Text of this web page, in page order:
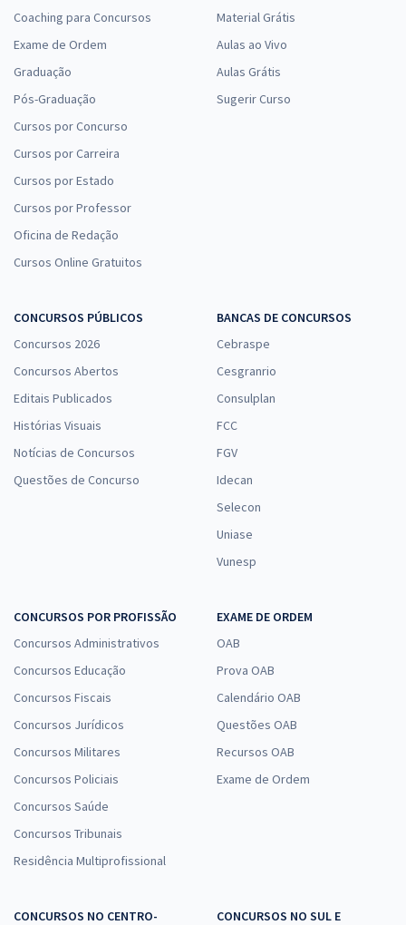
Coaching para Concursos
Exame de Ordem
Graduação
Pós-Graduação
Cursos por Concurso
Cursos por Carreira
Cursos por Estado
Cursos por Professor
Oficina de Redação
Cursos Online Gratuitos
Material Grátis
Aulas ao Vivo
Aulas Grátis
Sugerir Curso
CONCURSOS PÚBLICOS
Concursos 2026
Concursos Abertos
Editais Publicados
Histórias Visuais
Notícias de Concursos
Questões de Concurso
BANCAS DE CONCURSOS
Cebraspe
Cesgranrio
Consulplan
FCC
FGV
Idecan
Selecon
Uniase
Vunesp
CONCURSOS POR PROFISSÃO
Concursos Administrativos
Concursos Educação
Concursos Fiscais
Concursos Jurídicos
Concursos Militares
Concursos Policiais
Concursos Saúde
Concursos Tribunais
Residência Multiprofissional
EXAME DE ORDEM
OAB
Prova OAB
Calendário OAB
Questões OAB
Recursos OAB
Exame de Ordem
CONCURSOS NO CENTRO-
CONCURSOS NO SUL E